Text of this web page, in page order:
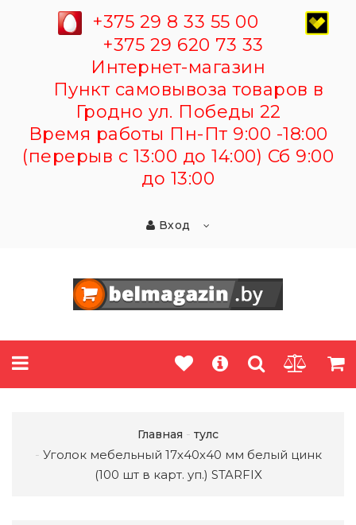
+375 29 8 33 55 00
+375 29 620 73 33
Интернет-магазин
Пункт самовывоза товаров в
Гродно ул. Победы 22
Время работы Пн-Пт 9:00 -18:00
(перерыв с 13:00 до 14:00) Сб 9:00
до 13:00
Вход
Главная тулс
Уголок мебельный 17х40х40 мм белый цинк
(100 шт в карт. уп.) STARFIX